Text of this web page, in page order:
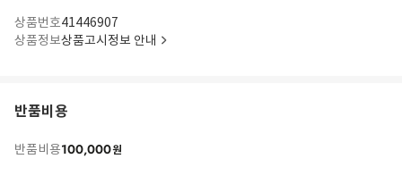
상품번호41446907
상품정보상품고시정보 안내
반품비용
반품비용100,000원